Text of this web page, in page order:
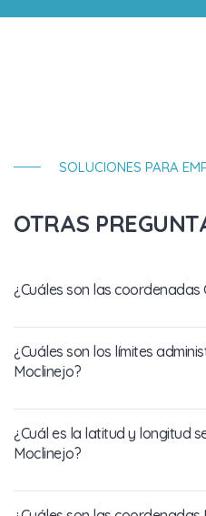
SOLUCIONES PARA
OTRAS
¿Cuáles son las coordenadas
¿Cuáles son los límites
Moclinejo?
¿Cuál es la latitud y longitud
Moclinejo?